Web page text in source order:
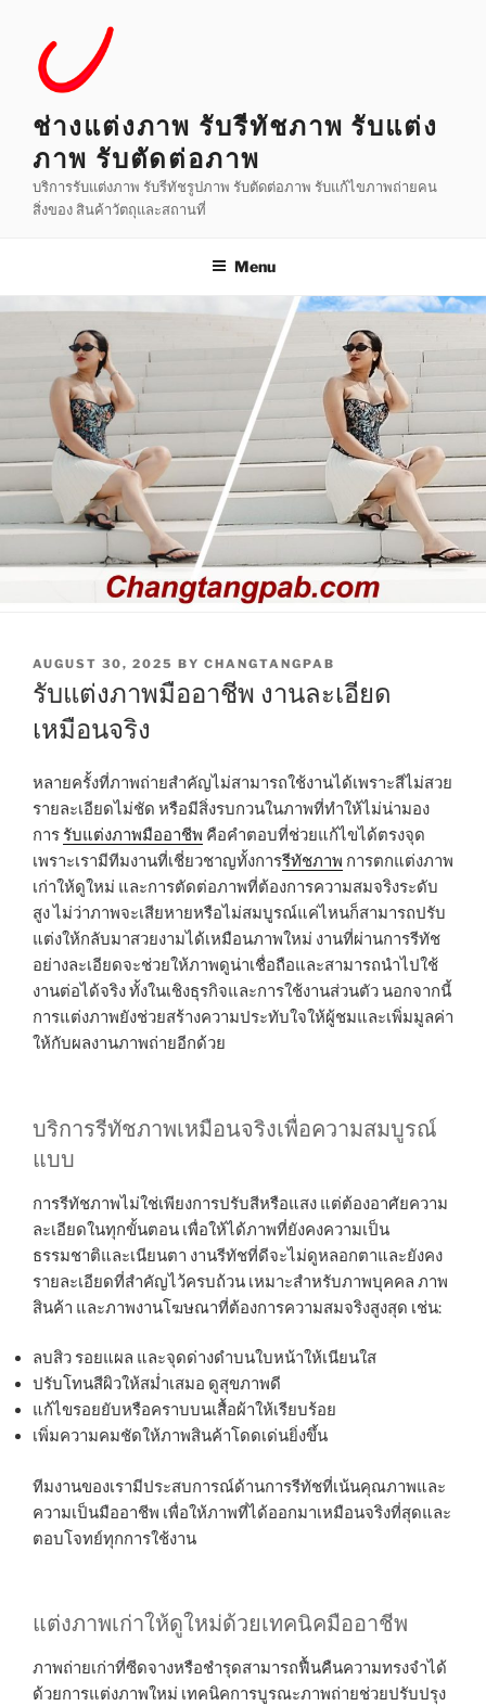
content
ช่างแต่งภาพ รับรีทัชภาพ รับแต่ง
ภาพ รับตัดต่อภาพ
บริการรับแต่งภาพ รับรีทัชรูปภาพ รับตัดต่อภาพ รับแก้ไขภาพถ่ายคน
สิ่งของ สินค้าวัตถุและสถานที่
Menu
POSTED
ON
AUGUST 30, 2025 BY CHANGTANGPAB
รับแต่งภาพมืออาชีพ งานละเอียด
เหมือนจริง
หลายครั้งที่ภาพถ่ายสำคัญไม่สามารถใช้งานได้เพราะสีไม่สวย
รายละเอียดไม่ชัด หรือมีสิ่งรบกวนในภาพที่ทำให้ไม่น่ามอง
การ รับแต่งภาพมืออาชีพ คือคำตอบที่ช่วยแก้ไขได้ตรงจุด
เพราะเรามีทีมงานที่เชี่ยวชาญทั้งการรีทัชภาพ การตกแต่งภาพ
เก่าให้ดูใหม่ และการตัดต่อภาพที่ต้องการความสมจริงระดับ
สูง ไม่ว่าภาพจะเสียหายหรือไม่สมบูรณ์แค่ไหนก็สามารถปรับ
แต่งให้กลับมาสวยงามได้เหมือนภาพใหม่ งานที่ผ่านการรีทัช
อย่างละเอียดจะช่วยให้ภาพดูน่าเชื่อถือและสามารถนำไปใช้
งานต่อได้จริง ทั้งในเชิงธุรกิจและการใช้งานส่วนตัว นอกจากนี้
การแต่งภาพยังช่วยสร้างความประทับใจให้ผู้ชมและเพิ่มมูลค่า
ให้กับผลงานภาพถ่ายอีกด้วย
บริการรีทัชภาพเหมือนจริงเพื่อความสมบูรณ์
แบบ
การรีทัชภาพไม่ใช่เพียงการปรับสีหรือแสง แต่ต้องอาศัยความ
ละเอียดในทุกขั้นตอน เพื่อให้ได้ภาพที่ยังคงความเป็น
ธรรมชาติและเนียนตา งานรีทัชที่ดีจะไม่ดูหลอกตาและยังคง
รายละเอียดที่สำคัญไว้ครบถ้วน เหมาะสำหรับภาพบุคคล ภาพ
สินค้า และภาพงานโฆษณาที่ต้องการความสมจริงสูงสุด เช่น:
ลบสิว รอยแผล และจุดด่างดำบนใบหน้าให้เนียนใส
ปรับโทนสีผิวให้สม่ำเสมอ ดูสุขภาพดี
แก้ไขรอยยับหรือคราบบนเสื้อผ้าให้เรียบร้อย
เพิ่มความคมชัดให้ภาพสินค้าโดดเด่นยิ่งขึ้น
ทีมงานของเรามีประสบการณ์ด้านการรีทัชที่เน้นคุณภาพและ
ความเป็นมืออาชีพ เพื่อให้ภาพที่ได้ออกมาเหมือนจริงที่สุดและ
ตอบโจทย์ทุกการใช้งาน
แต่งภาพเก่าให้ดูใหม่ด้วยเทคนิคมืออาชีพ
ภาพถ่ายเก่าที่ซีดจางหรือชำรุดสามารถฟื้นคืนความทรงจำได้
ด้วยการแต่งภาพใหม่ เทคนิคการบูรณะภาพถ่ายช่วยปรับปรุง